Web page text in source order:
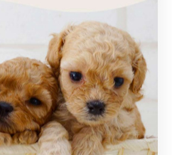
なく、生命を預かる責任あ
には、まず購入者のライフ
や性格の選定が欠かせませ
の健康状態を日々管理し、
断を実施することで安心で
です。また、犬と新しい飼